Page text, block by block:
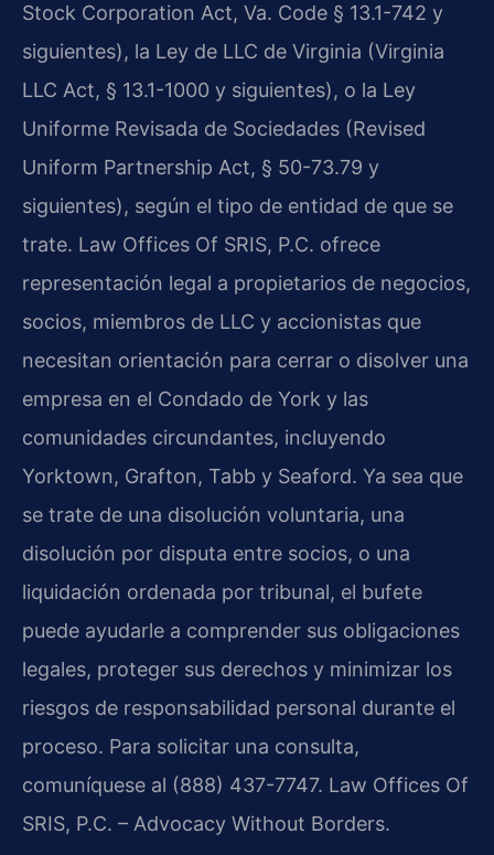
Stock Corporation Act, Va. Code § 13.1-742 y
siguientes), la Ley de LLC de Virginia (Virginia
LLC Act, § 13.1-1000 y siguientes), o la Ley
Uniforme Revisada de Sociedades (Revised
Uniform Partnership Act, § 50-73.79 y
siguientes), según el tipo de entidad de que se
trate. Law Offices Of SRIS, P.C. ofrece
representación legal a propietarios de negocios,
socios, miembros de LLC y accionistas que
necesitan orientación para cerrar o disolver una
empresa en el Condado de York y las
comunidades circundantes, incluyendo
Yorktown, Grafton, Tabb y Seaford. Ya sea que
se trate de una disolución voluntaria, una
disolución por disputa entre socios, o una
liquidación ordenada por tribunal, el bufete
puede ayudarle a comprender sus obligaciones
legales, proteger sus derechos y minimizar los
riesgos de responsabilidad personal durante el
proceso. Para solicitar una consulta,
comuníquese al (888) 437-7747. Law Offices Of
SRIS, P.C. – Advocacy Without Borders.